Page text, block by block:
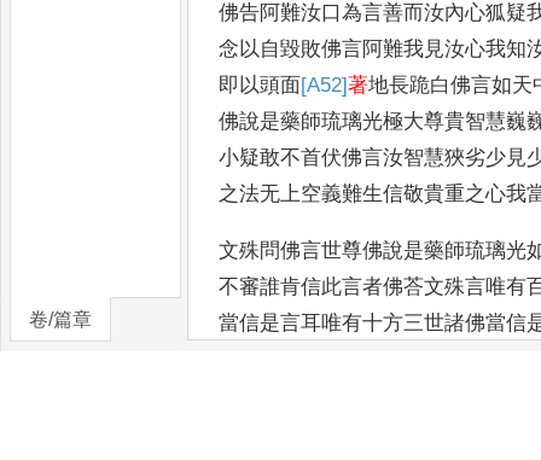
卷/篇章
佛告阿難汝口為言善而汝內心狐疑
念以自毀敗佛言阿難我見汝心我知
即以頭面 [A52]著地長跪白佛言如天
佛說是藥師琉璃光極大尊貴智慧巍
小疑敢不首伏佛言汝智慧狹劣少見
之法无上空義難生信敬貴重之心我
文殊問佛言世尊佛說是藥師琉璃光
不審誰肯信此言者佛荅文殊言唯有
當信是言耳唯有十方三世諸佛當信